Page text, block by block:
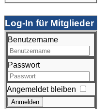
Log-In für Mitglieder
Benutzername
Passwort
Angemeldet bleiben
Anmelden